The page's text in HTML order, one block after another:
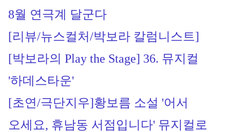
8월 연극계 달군다
[리뷰/뉴스컬처/박보라 칼럼니스트]
[박보라의 Play the Stage] 36. 뮤지컬
'하데스타운'
[초연/극단지우]황보름 소설 '어서
오세요, 휴남동 서점입니다' 뮤지컬로